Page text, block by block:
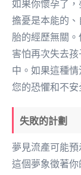
如果你懷孕了
擔憂是本能的
胎的經歷無關
害怕再次失去
中。如果這種
您的恐懼和不安
失敗的計劃
夢見流產可能
這個夢象徵著